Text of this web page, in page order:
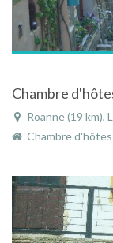
Roanne (19 km),
Chambre d'hôtes